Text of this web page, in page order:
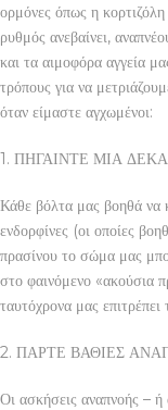
ορμόνες όπως η
ρυθμός ανεβαίνει,
και τα αιμοφόρα αγγεία
τρόπους για να
όταν είμαστε αγχωμένοι:
1. ΠΗΓΑΙΝΤΕ ΜΙΑ
Κάθε βόλτα μας βοηθά να
ενδορφίνες (οι οποίες
πρασίνου το σώμα μας
στο φαινόμενο «ακούσια
ταυτόχρονα μας
2. ΠΑΡΤΕ ΒΑΘΙΕΣ
Οι ασκήσεις αναπνοής –